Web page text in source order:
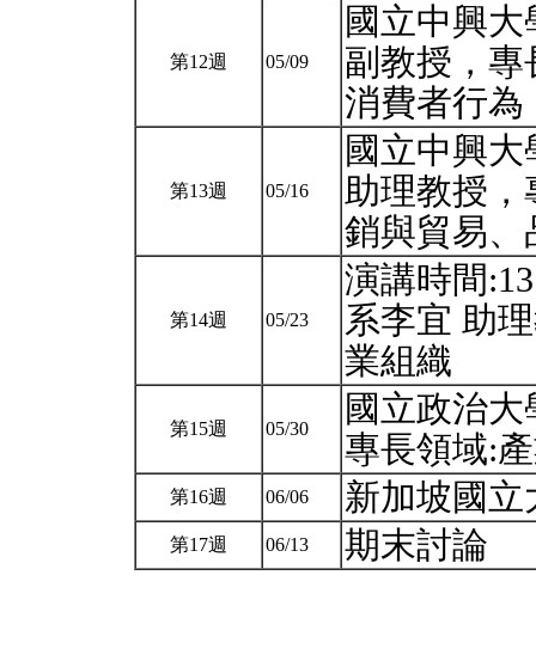
第12週 05/09
國立中興
副教授，
消費者行
第13週 05/16
國立中興
助理教授，
銷與貿易
第14週 05/23
演講時間
系李宜 助
業組織
第15週 05/30
國立政治
專長領域:
第16週 06/06 新加坡國
第17週 06/13 期末討論